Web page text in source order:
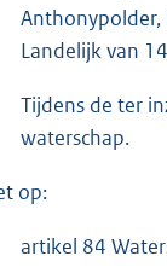
Anthonypolder,
Landelijk van
Tijdens de ter
waterschap.
op:
artikel 84